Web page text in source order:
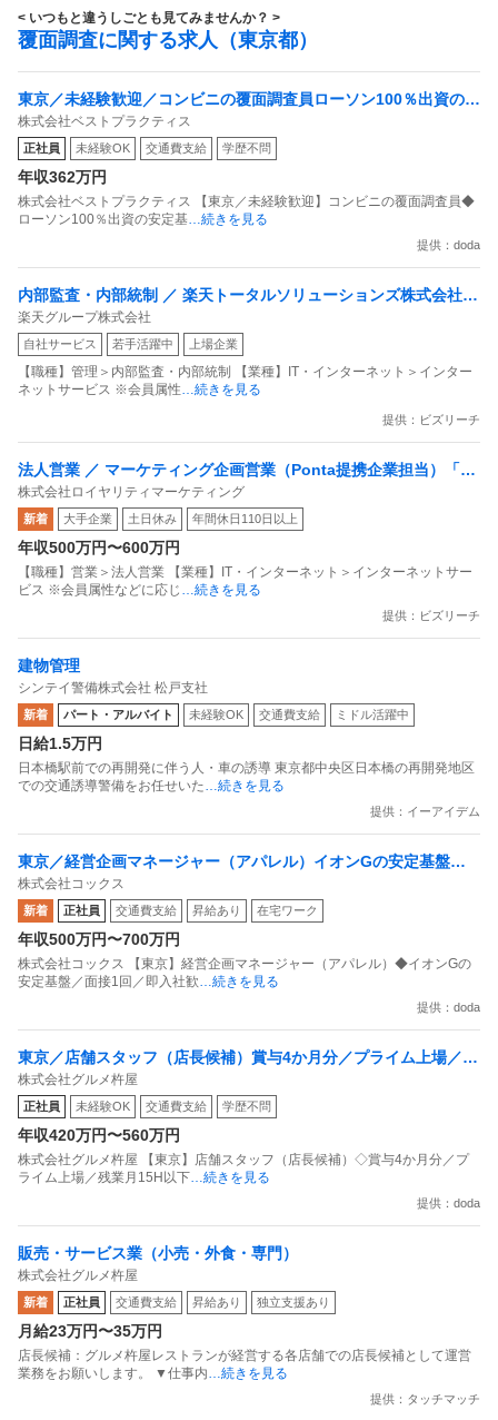
< いつもと違うしごとも見てみませんか？ >
覆面調査に関する求人（東京都）
東京／未経験歓迎／コンビニの覆面調査員ローソン100％出資の安
定基盤／月５日在宅／残業月10時間
株式会社ベストプラクティス
正社員 未経験OK 交通費支給 学歴不問
年収362万円
株式会社ベストプラクティス 【東京／未経験歓迎】コンビニの覆面調査員◆
ローソン100％出資の安定基 …続きを見る
提供：doda
内部監査・内部統制 ／ 楽天トータルソリューションズ株式会社
戦略事業コンプライアンス支援部 業務統制支援課：ショップコン
プライアンス推進担当（SBCSD）
楽天グループ株式会社
自社サービス 若手活躍中 上場企業
【職種】管理＞内部監査・内部統制 【業種】IT・インターネット＞インター
ネットサービス ※会員属性 …続きを見る
提供：ビズリーチ
法人営業 ／ マーケティング企画営業（Ponta提携企業担当）「国
内最大級の共通ポイントサービスを展開／無駄のない消費社会を
目指すデータマーケティングカンパニー」
株式会社ロイヤリティマーケティング
新着 大手企業 土日休み 年間休日110日以上
年収500万円〜600万円
【職種】営業＞法人営業 【業種】IT・インターネット＞インターネットサー
ビス ※会員属性などに応じ
…続きを見る
提供：ビズリーチ
建物管理
シンテイ警備株式会社 松戸支社
新着 パート・アルバイト 未経験OK 交通費支給 ミドル活躍中
日給1.5万円
日本橋駅前での再開発に伴う人・車の誘導 東京都中央区日本橋の再開発地区
での交通誘導警備をお任せいた …続きを見る
提供：イーアイデム
東京／経営企画マネージャー（アパレル）イオンGの安定基盤／
面接1回／即入社歓迎
株式会社コックス
新着 正社員 交通費支給 昇給あり 在宅ワーク
年収500万円〜700万円
株式会社コックス 【東京】経営企画マネージャー（アパレル）◆イオンGの
安定基盤／面接1回／即入社歓 …続きを見る
提供：doda
東京／店舗スタッフ（店長候補）賞与4か月分／プライム上場／残
業月15H以下／新店オープン多数
株式会社グルメ杵屋
正社員 未経験OK 交通費支給 学歴不問
年収420万円〜560万円
株式会社グルメ杵屋 【東京】店舗スタッフ（店長候補）◇賞与4か月分／プ
ライム上場／残業月15H以下 …続きを見る
提供：doda
販売・サービス業（小売・外食・専門）
株式会社グルメ杵屋
新着 正社員 交通費支給 昇給あり 独立支援あり
月給23万円〜35万円
店長候補：グルメ杵屋レストランが経営する各店舗での店長候補として運営
業務をお願いします。 ▼仕事内 …続きを見る
提供：タッチマッチ